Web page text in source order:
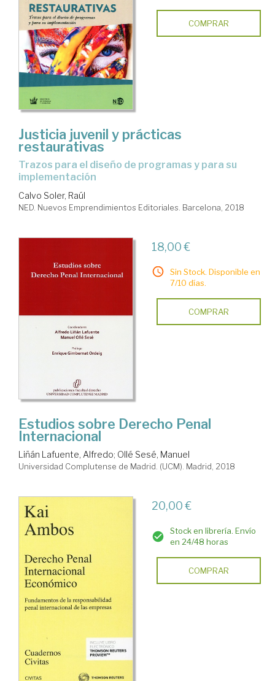
COMPRAR
Justicia juvenil y prácticas
restaurativas
trazos para el diseño de programas y para su
implementación
Calvo Soler, Raúl
NED. Nuevos Emprendimientos Editoriales. Barcelona, 2018
18,00 €
Sin Stock. Disponible en
7/10 días.
COMPRAR
Estudios sobre Derecho Penal
Internacional
Liñán Lafuente, Alfredo; Ollé Sesé, Manuel
Universidad Complutense de Madrid. (UCM). Madrid, 2018
20,00 €
Stock en librería. Envío
en 24/48 horas
COMPRAR